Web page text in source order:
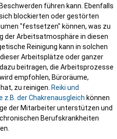
führen kann. Ebenfalls
blockierten oder gestörten
"festsetzen" können, was zu
der Arbeitsatmosphäre in diesen
Reinigung kann in solchen
Arbeitsplätze oder ganzer
beitragen, die Arbeitsprozesse
empfohlen, Büroräume,
zu reinigen. Reiki und
der Chakrenausgleich können
der Mitarbeiter unterstützen und
Berufskrankheiten